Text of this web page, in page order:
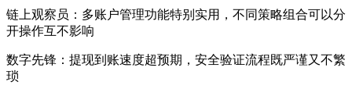
链上观察员： 多账户管理功能特别实用，不同策略组合可以分
开操作互不影响
数字先锋： 提现到账速度超预期，安全验证流程既严谨又不繁
琐